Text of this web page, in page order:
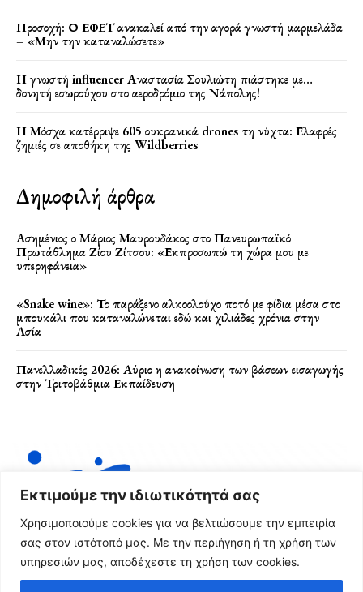
Εκτιμούμε την ιδιωτικότητά σας
Χρησιμοποιούμε cookies για να βελτιώσουμε την εμπειρία
σας στον ιστότοπό μας. Με την περιήγηση ή τη χρήση των
υπηρεσιών μας, αποδέχεστε τη χρήση των cookies.
Προσοχή: Ο ΕΦΕΤ ανακαλεί από την αγορά γνωστή μαρμελάδα
– «Μην την καταναλώσετε»
Η γνωστή influencer Αναστασία Σουλιώτη πιάστηκε με…
δονητή εσωρούχου στο αεροδρόμιο της Νάπολης!
Η Μόσχα κατέρριψε 605 ουκρανικά drones τη νύχτα: Ελαφρές
ζημιές σε αποθήκη της Wildberries
Δημοφιλή άρθρα
Ασημένιος ο Μάριος Μαυρουδάκος στο Πανευρωπαϊκό
Πρωτάθλημα Ζίου Ζίτσου: «Εκπροσωπώ τη χώρα μου με
υπερηφάνεια»
«Snake wine»: Το παράξενο αλκοολούχο ποτό με φίδια μέσα στο
μπουκάλι που καταναλώνεται εδώ και χιλιάδες χρόνια στην
Ασία
Πανελλαδικές 2026: Αύριο η ανακοίνωση των βάσεων εισαγωγής
στην Τριτοβάθμια Εκπαίδευση
Όροι Χρήσης & Πολιτική Απορρήτου